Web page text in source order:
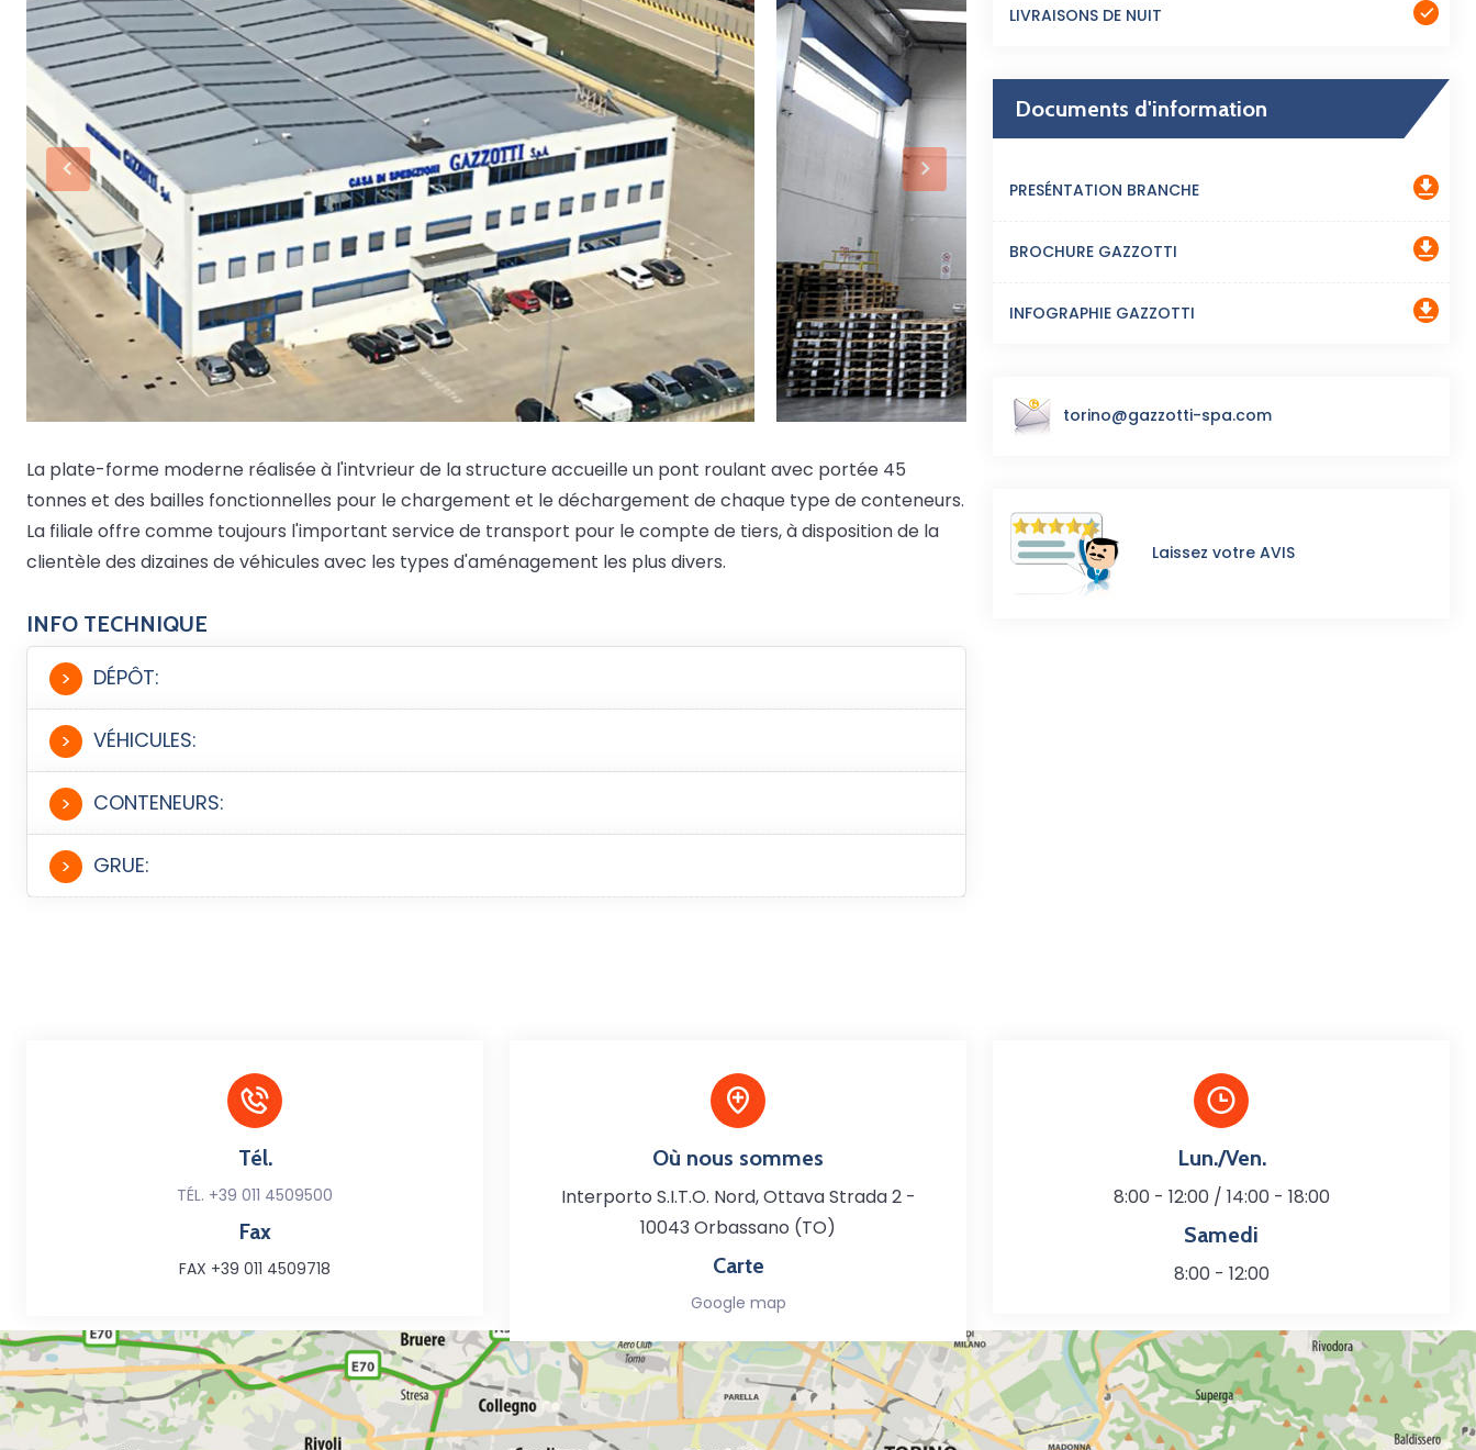
La plate-forme moderne réalisée à l'intvrieur de la structure accueille un pont roulant avec portée 45
tonnes et des bailles fonctionnelles pour le chargement et le déchargement de chaque type de conteneurs.
La filiale offre comme toujours l'important service de transport pour le compte de tiers, à disposition de la
clientèle des dizaines de véhicules avec les types d'aménagement les plus divers.
INFO TECHNIQUE
> DÉPÔT:
> VÉHICULES:
> CONTENEURS:
> GRUE:
LIVRAISONS DE NUIT
Documents d'information
PRESÉNTATION BRANCHE
BROCHURE GAZZOTTI
INFOGRAPHIE GAZZOTTI
torino@gazzotti-spa.com
Laissez votre AVIS
Tél.
TÉL. +39 011 4509500
Fax
FAX +39 011 4509718
Où nous sommes
Interporto S.I.T.O. Nord, Ottava Strada 2 -
10043 Orbassano (TO)
Carte
Google map
Lun./Ven.
8:00 - 12:00 / 14:00 - 18:00
Samedi
8:00 - 12:00